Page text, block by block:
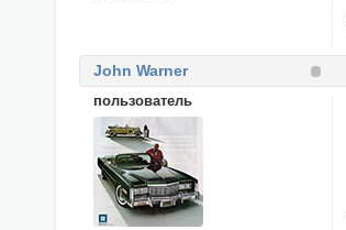
John Warner
пользователь